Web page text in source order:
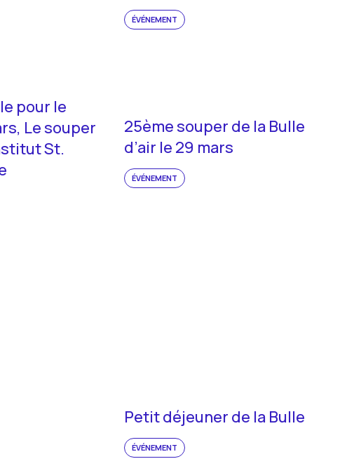
ÉVÉNEMENT
pour le
Le souper
St.
25ème souper de la Bulle
d’air le 29 mars
ÉVÉNEMENT
Petit déjeuner de la Bulle
ÉVÉNEMENT